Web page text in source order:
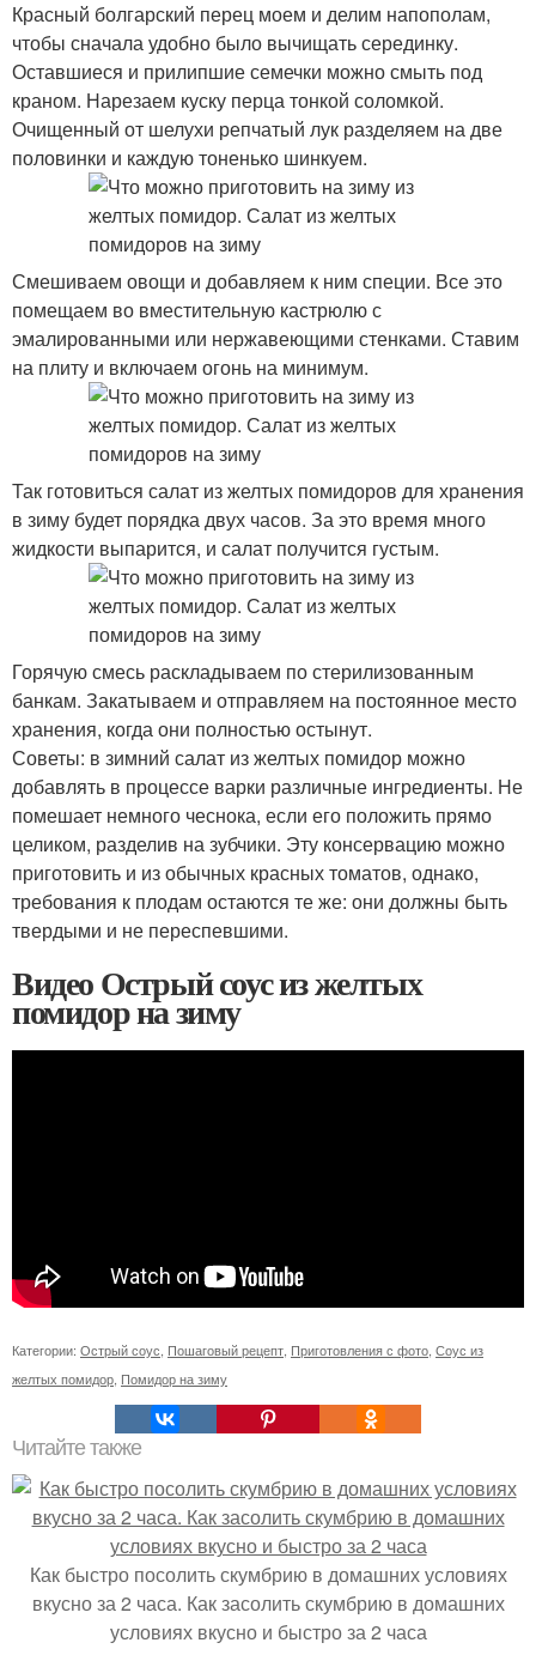
Красный болгарский перец моем и делим напополам,
чтобы сначала удобно было вычищать серединку.
Оставшиеся и прилипшие семечки можно смыть под
краном. Нарезаем куску перца тонкой соломкой.
Очищенный от шелухи репчатый лук разделяем на две
половинки и каждую тоненько шинкуем.
Смешиваем овощи и добавляем к ним специи. Все это
помещаем во вместительную кастрюлю с
эмалированными или нержавеющими стенками. Ставим
на плиту и включаем огонь на минимум.
Так готовиться салат из желтых помидоров для хранения
в зиму будет порядка двух часов. За это время много
жидкости выпарится, и салат получится густым.
Горячую смесь раскладываем по стерилизованным
банкам. Закатываем и отправляем на постоянное место
хранения, когда они полностью остынут.
Советы: в зимний салат из желтых помидор можно
добавлять в процессе варки различные ингредиенты. Не
помешает немного чеснока, если его положить прямо
целиком, разделив на зубчики. Эту консервацию можно
приготовить и из обычных красных томатов, однако,
требования к плодам остаются те же: они должны быть
твердыми и не переспевшими.
Видео Острый соус из желтых
помидор на зиму
Категории: Острый соус Пошаговый рецепт Приготовления с фото Соус из
желтых помидор Помидор на зиму
Читайте также
Как быстро посолить скумбрию в домашних условиях
вкусно за 2 часа. Как засолить скумбрию в домашних
условиях вкусно и быстро за 2 часа